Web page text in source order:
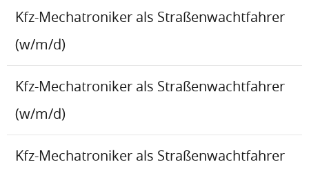
Kfz-Mechatroniker als Straßenwachtfahrer
(w/m/d)
Kfz-Mechatroniker als Straßenwachtfahrer
(w/m/d)
Kfz-Mechatroniker als Straßenwachtfahrer